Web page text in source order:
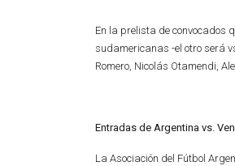
En la prelista de convocados
sudamericanas -el otro será
Romero, Nicolás Otamendi,
Entradas de Argentina vs.
La Asociación del Fútbol